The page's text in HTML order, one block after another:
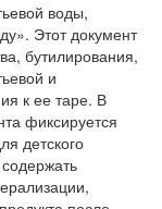
воды,
Этот документ
бутилирования,
и
к ее таре. В
фиксируется
детского